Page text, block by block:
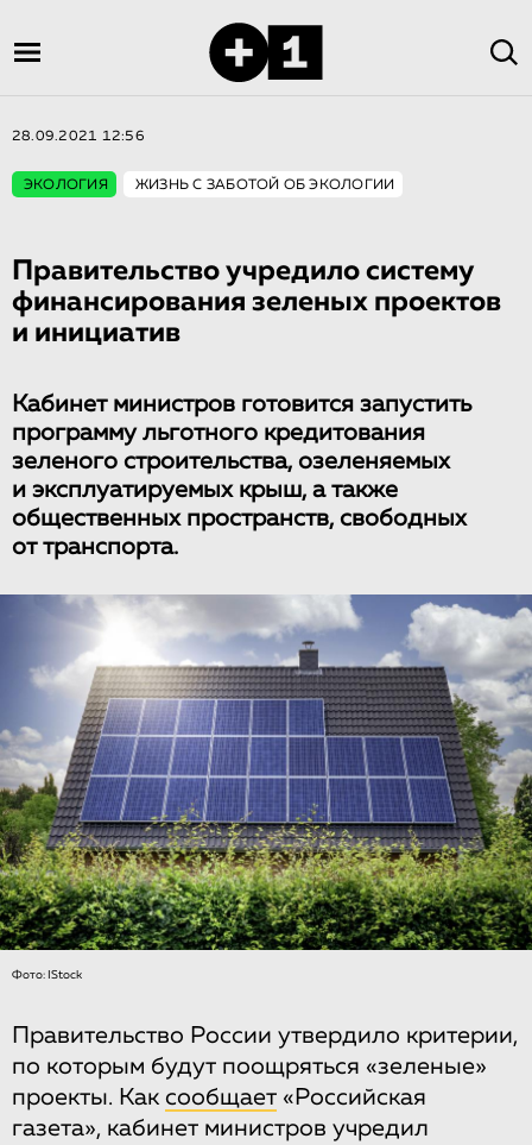
28.09.2021 12:56
ЭКОЛОГИЯ ЖИЗНЬ С ЗАБОТОЙ ОБ ЭКОЛОГИИ
Правительство учредило систему
финансирования зеленых проектов
и инициатив
Кабинет министров готовится запустить
программу льготного кредитования
зеленого строительства, озеленяемых
и эксплуатируемых крыш, а также
общественных пространств, свободных
от транспорта.
Фото: IStock
Правительство России утвердило критерии,
по которым будут поощряться «зеленые»
проекты. Как сообщает «Российская
газета», кабинет министров учредил